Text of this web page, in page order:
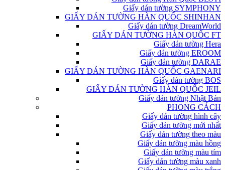
Giấy dán tường SYMPHONY
GIẤY DÁN TƯỜNG HÀN QUỐC SHINHAN
Giấy dán tường DreamWorld
GIẤY DÁN TƯỜNG HÀN QUỐC FT
Giấy dán tường Hera
Giấy dán tường EROOM
Giấy dán tường DARAE
GIẤY DÁN TƯỜNG HÀN QUỐC GAENARI
Giấy dán tường BOS
GIẤY DÁN TƯỜNG HÀN QUỐC JEIL
Giấy dán tường Nhật Bản
PHONG CÁCH
Giấy dán tường hình cây
Giấy dán tường mới nhất
Giấy dán tường theo màu
Giấy dán tường màu hồng
Giấy dán tường màu tím
Giấy dán tường màu xanh